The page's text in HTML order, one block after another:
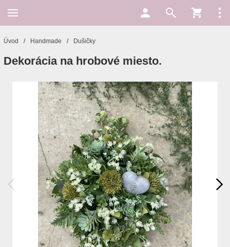
Úvod / Handmade / Dušičky
Dekorácia na hrobové miesto.